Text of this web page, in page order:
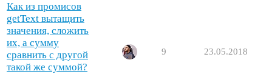
Как из промисов
getText вытащить
значения, сложить
их, а сумму
сравнить с другой
такой же суммой?
9 23.05.2018